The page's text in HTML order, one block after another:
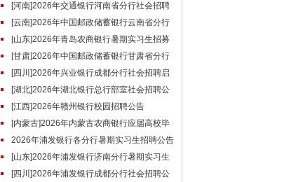
会招聘公告（第二批）
[河南]2026年交通银行河南省分行社会招聘
启事（6.22）
[云南]2026年中国邮政储蓄银行云南省分行
社会招聘公告
[山东]2026年青岛农商银行暑期实习生招募
公告[甘肃]2026年中国邮政储蓄银行甘肃省分行
社会招聘公告
[四川]2026年兴业银行成都分行社会招聘启
事（6.26）
[湖北]2026年湖北银行总行部室社会招聘公
告
[江西]2026年赣州银行校园招聘公告
[内蒙古]2026年内蒙古农商银行应届高校毕
业生校园招聘简章
2026年浦发银行各分行暑期实习生招聘公告
汇总[山东]2026年浦发银行济南分行暑期实习生
招聘公告（6.26）
[四川]2026年浦发银行成都分行社会招聘公